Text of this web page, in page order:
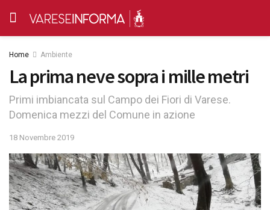
Home Ambiente
La prima neve sopra i mille metri
Primi imbiancata sul Campo dei Fiori di Varese.
Domenica mezzi del Comune in azione
18 Novembre 2019